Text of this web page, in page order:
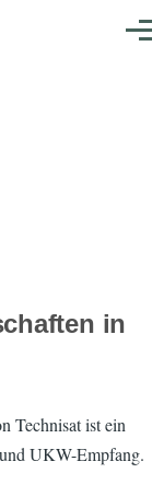
in
Technisat ist ein
UKW-Empfang.